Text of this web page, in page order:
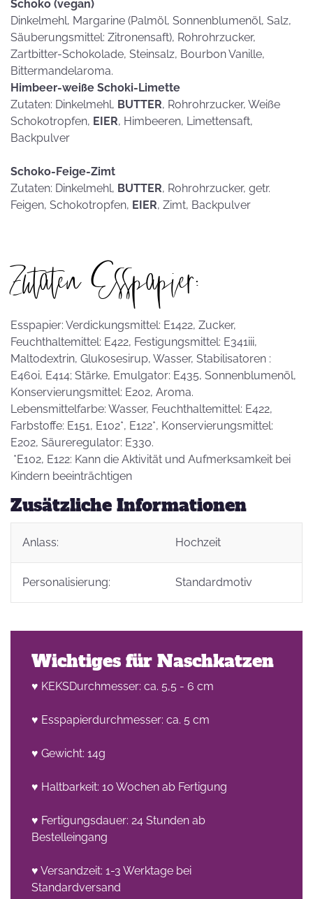
Schoko (vegan)
Dinkelmehl, Margarine (Palmöl, Sonnenblumenöl, Salz,
Säuberungsmittel: Zitronensaft), Rohrohrzucker,
Zartbitter-Schokolade, Steinsalz, Bourbon Vanille,
Bittermandelaroma.
Himbeer-weiße Schoki-Limette
Zutaten: Dinkelmehl, BUTTER, Rohrohrzucker, Weiße
Schokotropfen, EIER, Himbeeren, Limettensaft,
Backpulver
Schoko-Feige-Zimt
Zutaten: Dinkelmehl, BUTTER, Rohrohrzucker, getr.
Feigen, Schokotropfen, EIER, Zimt, Backpulver
Zutaten Esspapier:
Esspapier: Verdickungsmittel: E1422, Zucker,
Feuchthaltemittel: E422, Festigungsmittel: E341iii,
Maltodextrin, Glukosesirup, Wasser, Stabilisatoren :
E460i, E414; Stärke, Emulgator: E435, Sonnenblumenöl,
Konservierungsmittel: E202, Aroma.
Lebensmittelfarbe: Wasser, Feuchthaltemittel: E422,
Farbstoffe: E151, E102*, E122*, Konservierungsmittel:
E202, Säureregulator: E330.
*E102, E122: Kann die Aktivität und Aufmerksamkeit bei
Kindern beeinträchtigen
Zusätzliche Informationen
Anlass: Hochzeit
Personalisierung: Standardmotiv
Wichtiges für Naschkatzen
♥ KEKSDurchmesser: ca. 5,5 - 6 cm
♥ Esspapierdurchmesser: ca. 5 cm
♥ Gewicht: 14g
♥ Haltbarkeit: 10 Wochen ab Fertigung
♥ Fertigungsdauer: 24 Stunden ab
Bestelleingang
♥ Versandzeit: 1-3 Werktage bei
Standardversand